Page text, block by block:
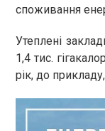
споживання
Утеплені
1,4 тис.
рік, до